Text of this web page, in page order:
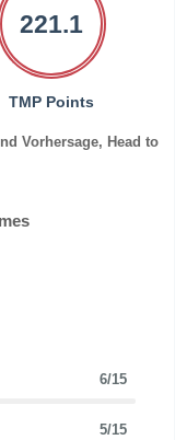
221.1
TMP Points
Vorhersage, Head to
6/15
5/15